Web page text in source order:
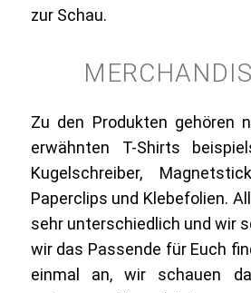
zur Schau.
Zu den Produkten gehören
erwähnten T-Shirts
Kugelschreiber,
Paperclips und Klebefolien.
sehr unterschiedlich und wir
wir das Passende für Euch
einmal an, wir schauen